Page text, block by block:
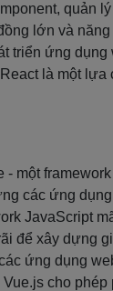
quản
lớn và
triển ứng
là một lựa
- một
các ứng
JavaScript
để xây dựng
ứng dụng
cho phép